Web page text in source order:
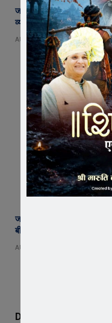
जावरा SDM कार्यालय पहुंचे
व्यवस्था की तैयारियों का किया
AUGUST 7, 2026
जावरा में किसानों और कांग्रेस का
बीमा पर जताया आक्रोश
AUGUST 6, 2026
Don't Miss